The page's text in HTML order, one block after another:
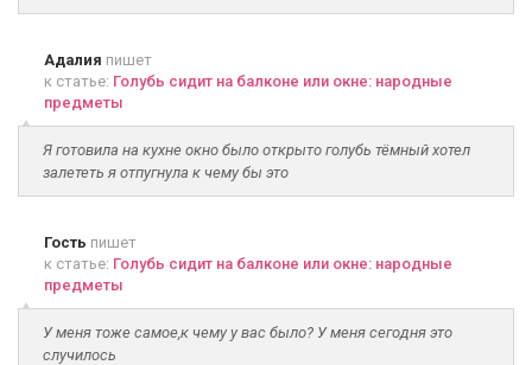
Адалия пишет
к статье: Голубь сидит на балконе или окне: народные
предметы
Я готовила на кухне окно было открыто голубь тёмный хотел
залететь я отпугнула к чему бы это
Гость пишет
к статье: Голубь сидит на балконе или окне: народные
предметы
У меня тоже самое,к чему у вас было? У меня сегодня это
случилось